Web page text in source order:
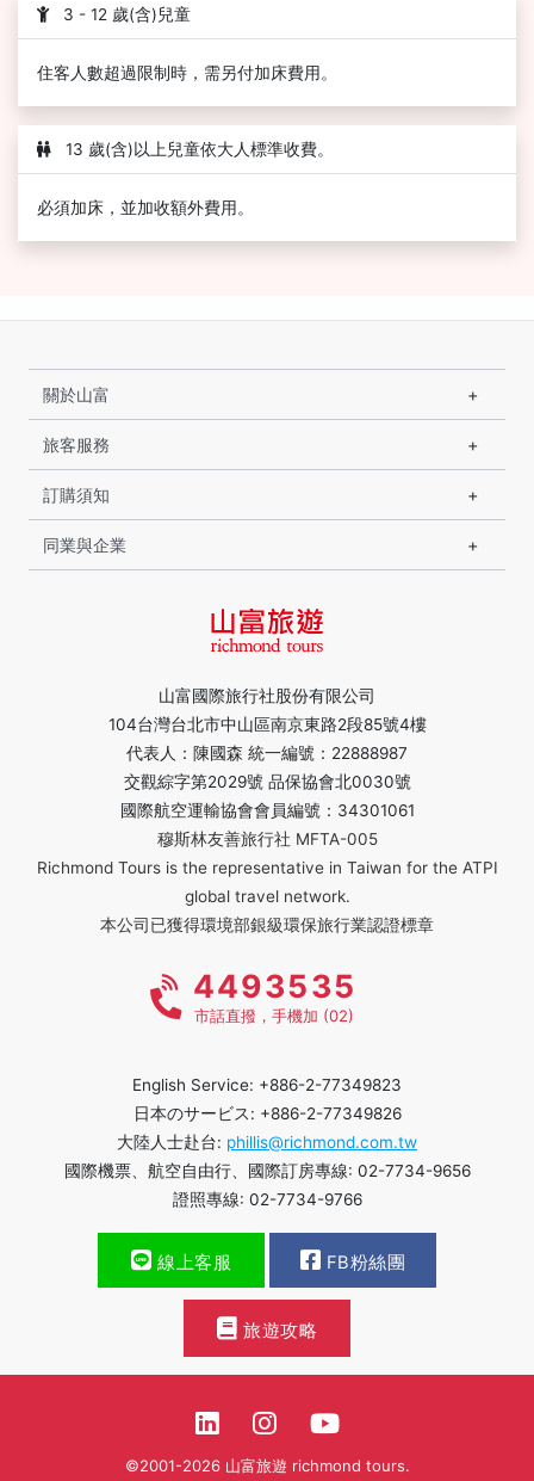
3 - 12 歲(含)兒童
住客人數超過限制時，需另付加床費用。
13 歲(含)以上兒童依大人標準收費。
必須加床，並加收額外費用。
山富國際旅行社股份有限公司
104台灣台北市中山區南京東路2段85號4樓
代表人：陳國森 統一編號：22888987
交觀綜字第2029號 品保協會北0030號
國際航空運輸協會會員編號：34301061
穆斯林友善旅行社 MFTA-005
Richmond Tours is the representative in Taiwan for the ATPI
global travel network.
本公司已獲得環境部銀級環保旅行業認證標章
關於山富
旅客服務
訂購須知
同業與企業
4493535
市話直撥，手機加 (02)
English Service: +886-2-77349823
日本のサービス: +886-2-77349826
大陸人士赴台: phillis@richmond.com.tw
國際機票、航空自由行、國際訂房專線: 02-7734-9656
證照專線: 02-7734-9766
線上客服 FB粉絲團
旅遊攻略
©2001-2026 山富旅遊 richmond tours.